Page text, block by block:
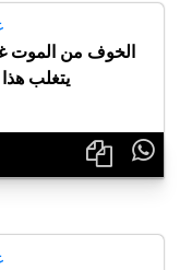
الخوف من الموت
يتغلب
